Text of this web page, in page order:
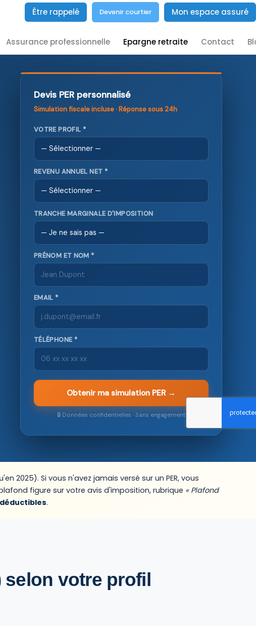
Être rappelé Devenir courtier Mon espace assuré
Assurance professionnelle Epargne retraite Contact
Devis PER personnalisé
Simulation fiscale incluse · Réponse sous 24h
VOTRE PROFIL *
REVENU ANNUEL NET *
TRANCHE MARGINALE D'IMPOSITION
PRÉNOM ET NOM *
EMAIL *
TÉLÉPHONE *
Obtenir ma simulation PER →
🔒 Données confidentielles · Sans engagement
2025). Si vous n'avez jamais versé sur un PER, vous
figure sur votre avis d'imposition, rubrique « Plafond
.
votre profil